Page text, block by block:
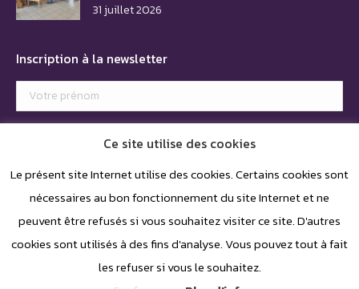
31 juillet 2026
Inscription à la newsletter
Ce site utilise des cookies
Le présent site Internet utilise des cookies. Certains cookies sont
nécessaires au bon fonctionnement du site Internet et ne
peuvent être refusés si vous souhaitez visiter ce site. D'autres
cookies sont utilisés à des fins d'analyse. Vous pouvez tout à fait
les refuser si vous le souhaitez.